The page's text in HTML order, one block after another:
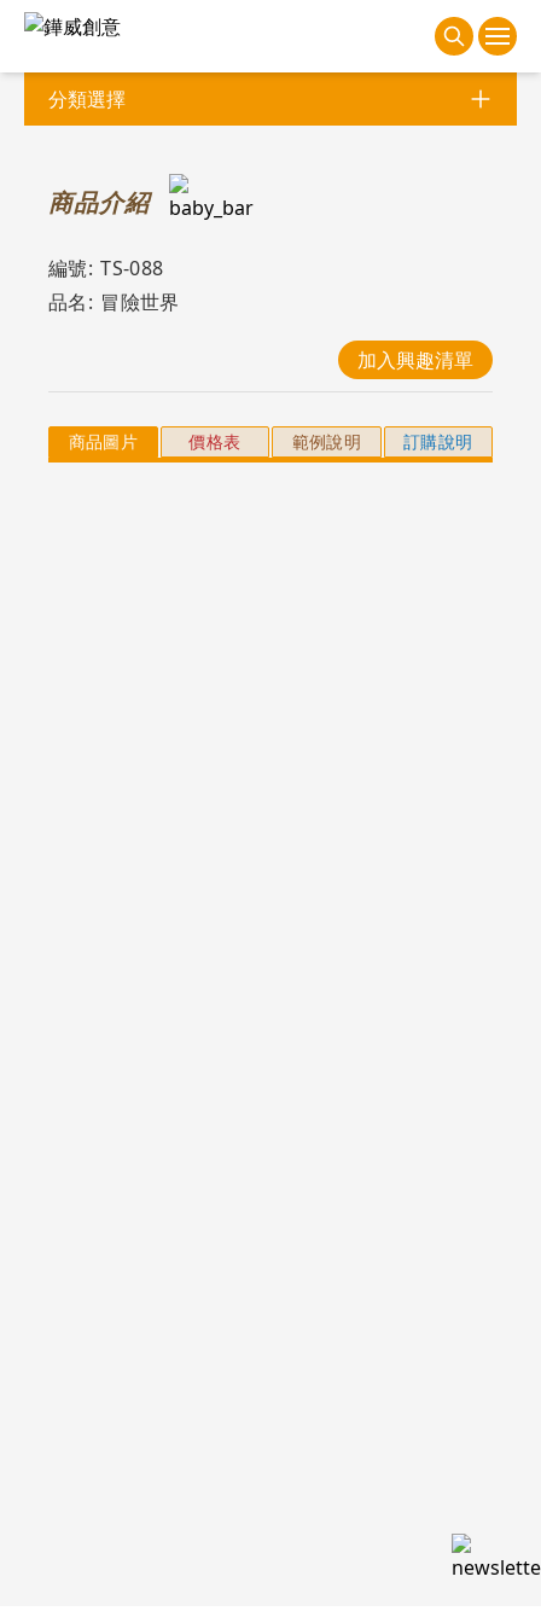
分類選擇
商品介紹
編號: TS-088
品名: 冒險世界
加入興趣清單
商品圖片 價格表 範例說明 訂購說明